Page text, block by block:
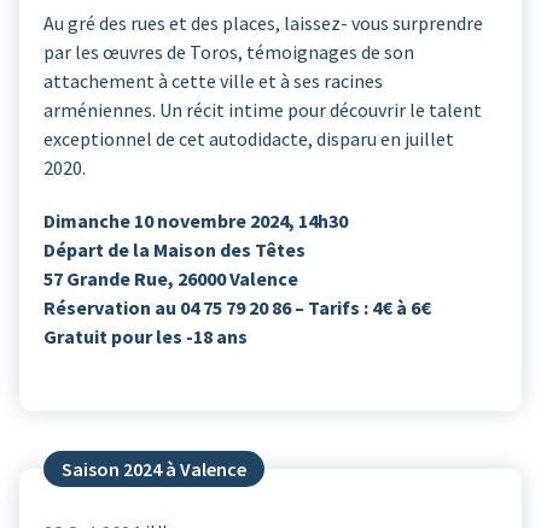
Au gré des rues et des places, laissez- vous surprendre
par les œuvres de Toros, témoignages de son
attachement à cette ville et à ses racines
arméniennes. Un récit intime pour découvrir le talent
exceptionnel de cet autodidacte, disparu en juillet
2020.
Dimanche 10 novembre 2024, 14h30
Départ de la Maison des Têtes
57 Grande Rue, 26000 Valence
Réservation au 04 75 79 20 86 – Tarifs : 4€ à 6€
Gratuit pour les -18 ans
Saison 2024 à Valence